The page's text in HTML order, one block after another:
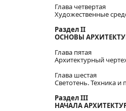
Глава четвертая
Художественные
Раздел ІІ
ОСНОВЫ
Глава пятая
Архитектурный
Глава шестая
Светотень. Техника
Раздел ІІІ
НАЧАЛА